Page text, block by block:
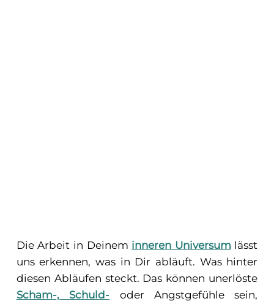
Die Arbeit in Deinem inneren Universumlässt
uns erkennen, was in Dir abläuft. Was hinter
diesen Abläufen steckt. Das können unerlöste
Scham-, Schuld- oder Angstgefühle sein,